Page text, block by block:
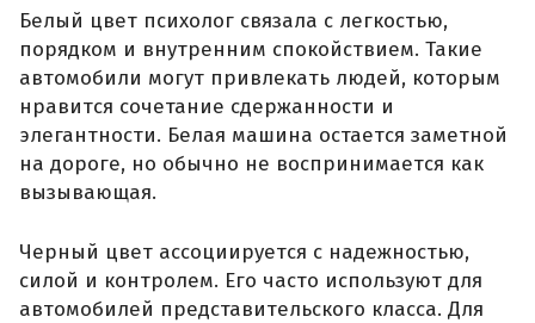
Белый цвет психолог связала с легкостью,
порядком и внутренним спокойствием. Такие
автомобили могут привлекать людей, которым
нравится сочетание сдержанности и
элегантности. Белая машина остается заметной
на дороге, но обычно не воспринимается как
вызывающая.
Черный цвет ассоциируется с надежностью,
силой и контролем. Его часто используют для
автомобилей представительского класса. Для